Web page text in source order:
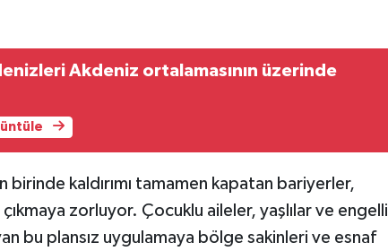
Akdeniz ortalamasının üzerinde
kaldırımı tamamen kapatan bariyerler,
zorluyor. Çocuklu aileler, yaşlılar ve engelli
bu plansız uygulamaya bölge sakinleri ve esnaf